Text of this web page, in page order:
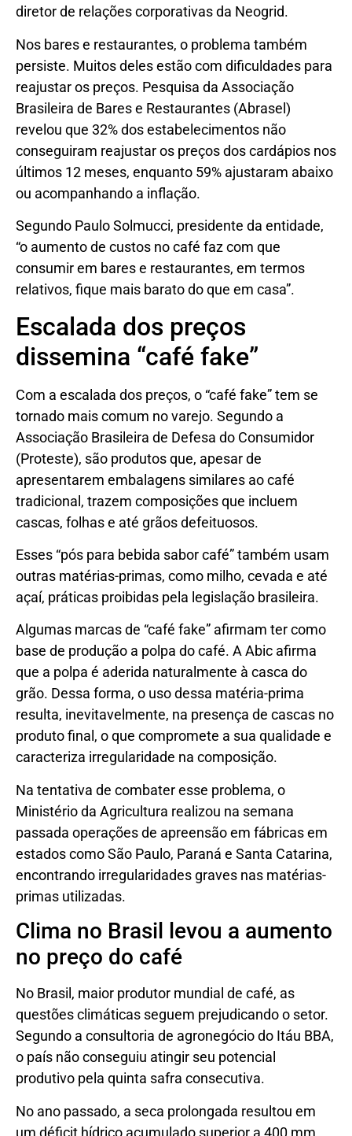
diretor de relações corporativas da Neogrid.
Nos bares e restaurantes, o problema também
persiste. Muitos deles estão com dificuldades para
reajustar os preços. Pesquisa da Associação
Brasileira de Bares e Restaurantes (Abrasel)
revelou que 32% dos estabelecimentos não
conseguiram reajustar os preços dos cardápios nos
últimos 12 meses, enquanto 59% ajustaram abaixo
ou acompanhando a inflação.
Segundo Paulo Solmucci, presidente da entidade,
“o aumento de custos no café faz com que
consumir em bares e restaurantes, em termos
relativos, fique mais barato do que em casa”.
Escalada dos preços
dissemina “café fake”
Com a escalada dos preços, o “café fake” tem se
tornado mais comum no varejo. Segundo a
Associação Brasileira de Defesa do Consumidor
(Proteste), são produtos que, apesar de
apresentarem embalagens similares ao café
tradicional, trazem composições que incluem
cascas, folhas e até grãos defeituosos.
Esses “pós para bebida sabor café” também usam
outras matérias-primas, como milho, cevada e até
açaí, práticas proibidas pela legislação brasileira.
Algumas marcas de “café fake” afirmam ter como
base de produção a polpa do café. A Abic afirma
que a polpa é aderida naturalmente à casca do
grão. Dessa forma, o uso dessa matéria-prima
resulta, inevitavelmente, na presença de cascas no
produto final, o que compromete a sua qualidade e
caracteriza irregularidade na composição.
Na tentativa de combater esse problema, o
Ministério da Agricultura realizou na semana
passada operações de apreensão em fábricas em
estados como São Paulo, Paraná e Santa Catarina,
encontrando irregularidades graves nas matérias-
primas utilizadas.
Clima no Brasil levou a aumento
no preço do café
No Brasil, maior produtor mundial de café, as
questões climáticas seguem prejudicando o setor.
Segundo a consultoria de agronegócio do Itáu BBA,
o país não conseguiu atingir seu potencial
produtivo pela quinta safra consecutiva.
No ano passado, a seca prolongada resultou em
um déficit hídrico acumulado superior a 400 mm